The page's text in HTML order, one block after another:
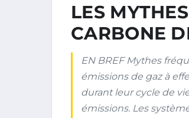
LES
CARBONE
EN BREF Mythes
émissions de gaz à
durant leur cycle de
émissions. Les